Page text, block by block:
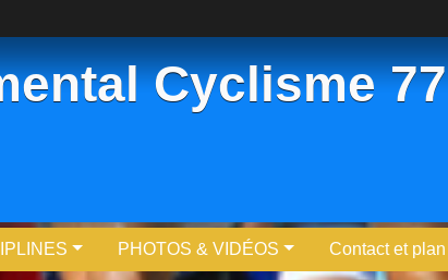
Cyclisme 77
PHOTOS & VIDÉOS Contact et plan